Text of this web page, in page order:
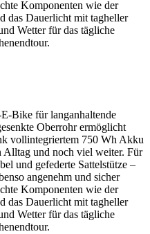
Komponenten wie der
das Dauerlicht mit tagheller
Wetter für das tägliche
Bike für langanhaltende
Oberrohr ermöglicht
vollintegriertem 750 Wh Akku
Alltag und noch viel weiter. Für
und gefederte Sattelstütze –
angenehm und sicher
Komponenten wie der
das Dauerlicht mit tagheller
Wetter für das tägliche